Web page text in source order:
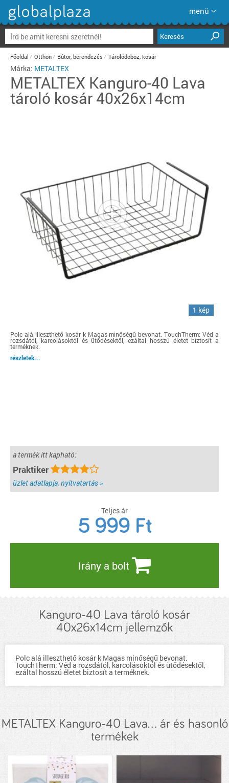
menü
Keresés
Főoldal Otthon Bútor, berendezés Tárolódoboz, kosár
Márka: METALTEX
METALTEX Kanguro-40 Lava
tároló kosár 40x26x14cm
1 kép
Polc alá illeszthető kosár k Magas minőségű bevonat. TouchTherm: Véd a
rozsdától, karcolásoktól és ütődésektől, ezáltal hosszú életet biztosít a
terméknek.
részletek...
a termék itt kapható:
Praktiker
üzlet adatlapja, nyitvatartás »
Teljes ár
5 999 Ft
Irány a bolt
Kanguro-40 Lava tároló kosár
40x26x14cm jellemzők
Polc alá illeszthető kosár k Magas minőségű bevonat.
TouchTherm: Véd a rozsdától, karcolásoktól és ütődésektől,
ezáltal hosszú életet biztosít a terméknek.
METALTEX Kanguro-40 Lava... ár és hasonló
termékek